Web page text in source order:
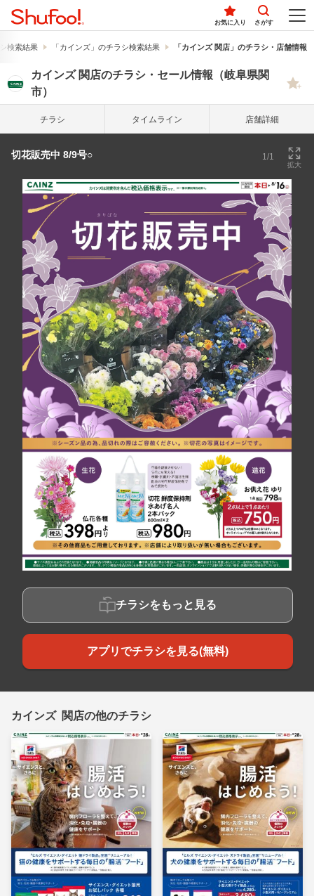
お気に入り さがす
検索結果 「カインズ」のチラシ検索結果 「カインズ 関店」のチラシ・店舗情報
カインズ 関店のチラシ・セール情報（岐阜県関
市）
チラシ タイム ライン 店舗詳細
切花販売中 8/9号○ 1/1
拡大
チラシをもっと見る
アプリでチラシを見る(無料)
カインズ 関店の他のチラシ